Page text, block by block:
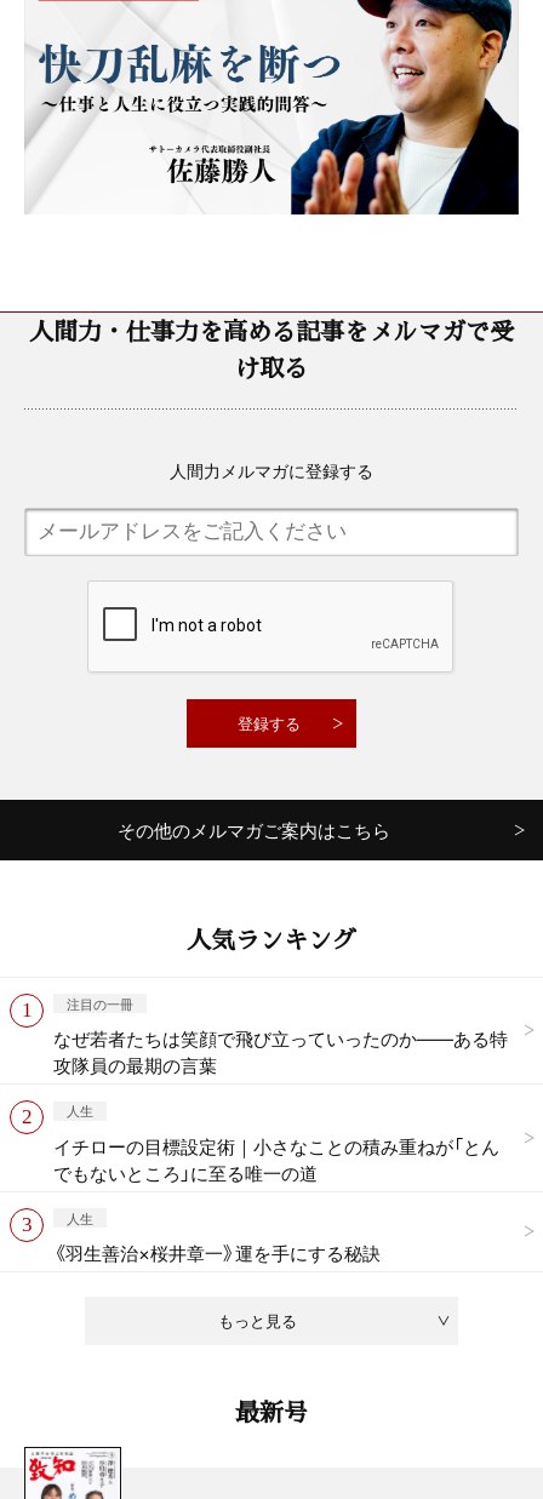
人間力・仕事力を高める記事をメルマガで受
け取る
人間力メルマガに登録する
その他のメルマガご案内はこちら
人気ランキング
もっと見る
注目の一冊
なぜ若者たちは笑顔で飛び立っていったのか——ある特
攻隊員の最期の言葉
人生
イチローの目標設定術｜小さなことの積み重ねが「とん
でもないところ」に至る唯一の道
人生
《羽生善治×桜井章一》運を手にする秘訣
最新号